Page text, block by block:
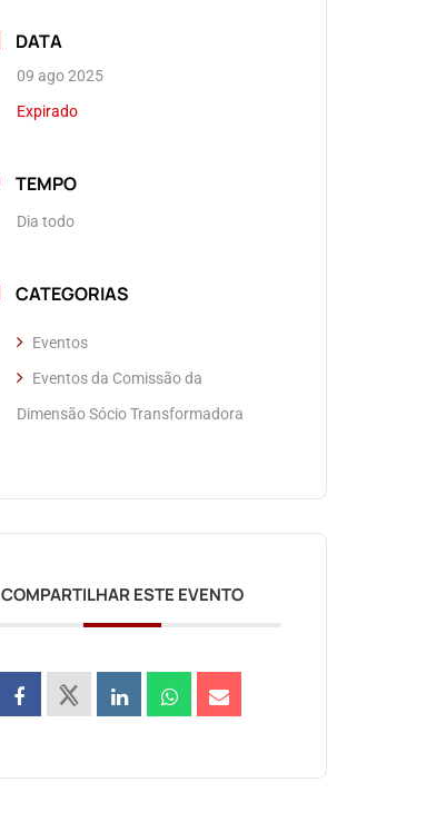
DATA
09 ago 2025
Expirado
TEMPO
Dia todo
CATEGORIAS
Eventos
Eventos da Comissão da
Dimensão Sócio Transformadora
COMPARTILHAR ESTE EVENTO